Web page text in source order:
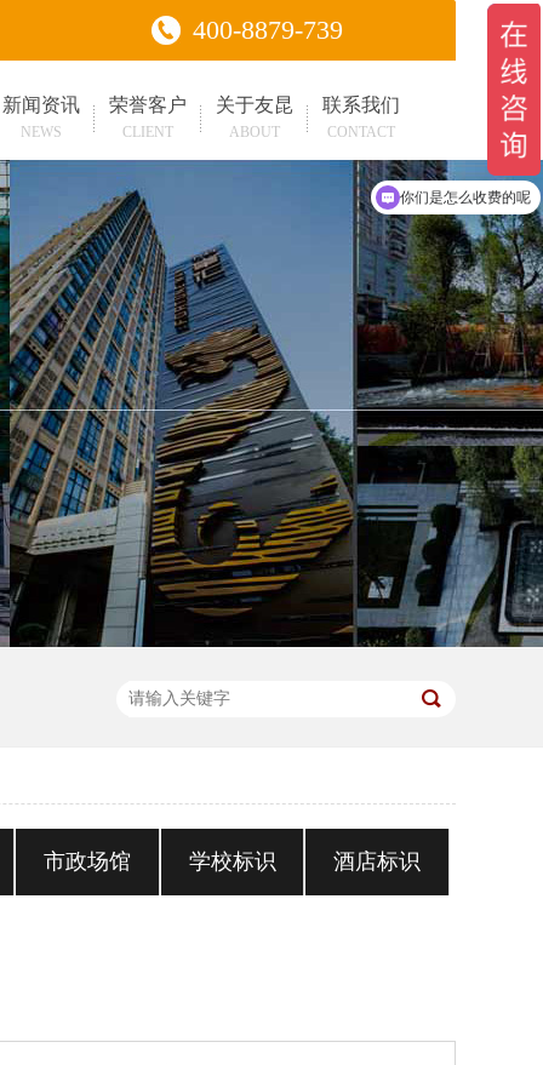
400-8879-739
新闻资讯
NEWS
荣誉客户
CLIENT
关于友昆
ABOUT
联系我们
CONTACT
市政场馆 学校标识 酒店标识
你们是怎么收费的呢
现在有优惠活动吗